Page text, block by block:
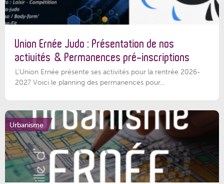
Union Ernée Judo : Présentation de nos
activités & Permanences pré-inscriptions
L'Union Ernée présente ses activités pour la rentrée 2026-
2027 Voici le planning des permanences pour...
Urbanisme